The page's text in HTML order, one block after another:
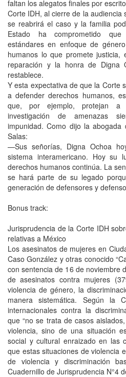
faltan los alegatos finales por
Corte IDH, al cierre de la audiencia
se reabrirá el caso y la familia
Estado ha comprometido
estándares en enfoque de
humanos lo que promete justicia,
reparación y la honra de Digna
restablece.
Y esta expectativa de que la Corte
a defender derechos humanos,
que, por ejemplo, protejan a
investigación de amenazas
impunidad. Como dijo la
Salas:
—Sus señorías, Digna Ochoa
sistema interamericano. Hoy
derechos humanos continúa. La
se hará parte de su legado
generación de defensores y
Bonus track:
Jurisprudencia de la Corte IDH
relativas a México
Los asesinatos de mujeres en
Caso González y otras conocido
con sentencia de 16 de noviembre
de asesinatos contra mujeres
violencia de género, la
manera sistemática. Según la
internacionales contra la
que “no se trata de casos
violencia, sino de una situación
social y cultural enraizado en las
que estas situaciones de violencia
de violencia y discriminación
Cuadernillo de Jurisprudencia N°4